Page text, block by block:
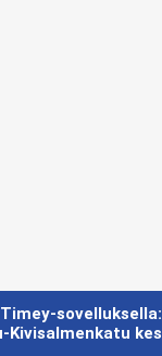
sovelluksella: